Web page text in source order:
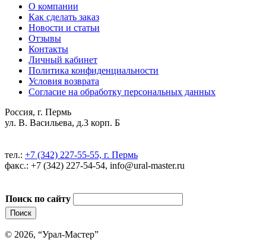
О компании
Как сделать заказ
Новости и статьи
Отзывы
Контакты
Личный кабинет
Политика конфиденциальности
Условия возврата
Согласие на обработку персональных данных
Россия, г. Пермь
ул. В. Васильева, д.3 корп. Б
тел.: +7 (342) 227-55-55, г. Пермь
факс.: +7 (342) 227-54-54, info@ural-master.ru
Поиск по сайту
© 2026, “Урал-Мастер”